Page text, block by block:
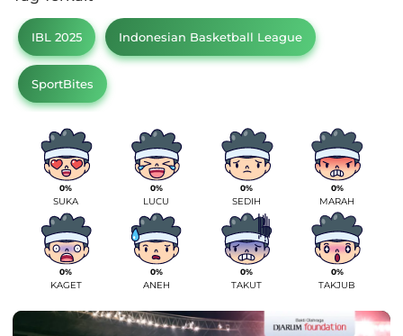
IBL 2025 Indonesian Basketball League
SportBites
0%
SUKA
0%
LUCU
0%
SEDIH
0%
MARAH
0%
KAGET
0%
ANEH
0%
TAKUT
0%
TAKJUB